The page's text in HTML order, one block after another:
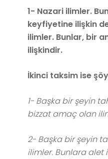
1- Nazari ilimler.
keyfiyetine ilişkin
ilimler. Bunlar, bir
ilişkindir.
İkinci taksim ise
1- Başka bir şeyin
bizzat amaç olan
2- Başka bir şeyin
ilimler. Bunlara alet